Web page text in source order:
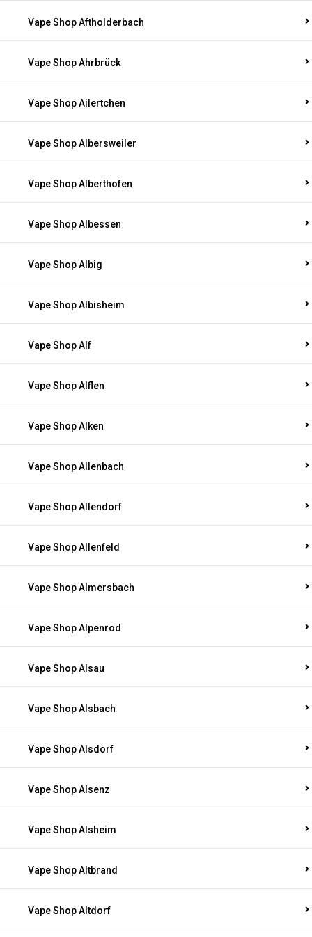
Vape Shop Aftholderbach
Vape Shop Ahrbrück
Vape Shop Ailertchen
Vape Shop Albersweiler
Vape Shop Alberthofen
Vape Shop Albessen
Vape Shop Albig
Vape Shop Albisheim
Vape Shop Alf
Vape Shop Alflen
Vape Shop Alken
Vape Shop Allenbach
Vape Shop Allendorf
Vape Shop Allenfeld
Vape Shop Almersbach
Vape Shop Alpenrod
Vape Shop Alsau
Vape Shop Alsbach
Vape Shop Alsdorf
Vape Shop Alsenz
Vape Shop Alsheim
Vape Shop Altbrand
Vape Shop Altdorf